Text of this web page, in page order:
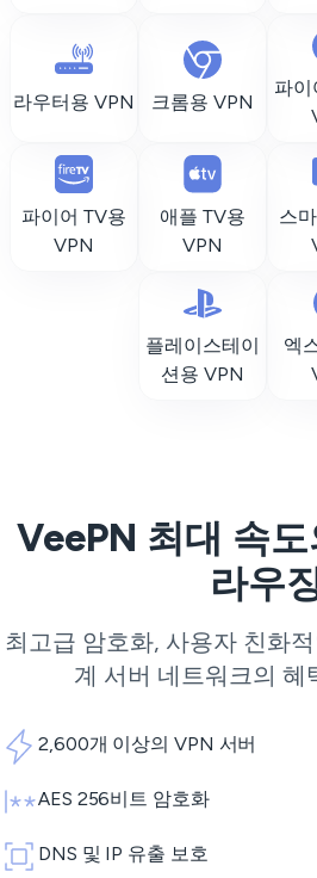
라우터용 VPN 크롬용 VPN
파이
파이어 TV용
VPN
애플 TV용
VPN
스
플레이스테이
션용 VPN
엑
VeePN 최대 속
라우
최고급 암호화, 사용자 친화
계 서버 네트워크의 혜
2,600개 이상의 VPN 서버
AES 256비트 암호화
DNS 및 IP 유출 보호